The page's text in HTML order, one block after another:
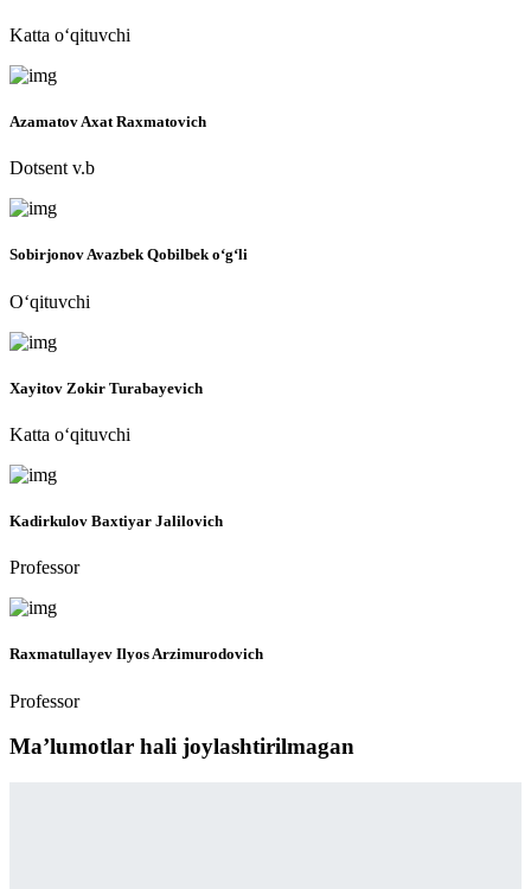
Katta o‘qituvchi
Azamatov Axat Raxmatovich
Dotsent v.b
Sobirjonov Avazbek Qobilbek o‘g‘li
O‘qituvchi
Xayitov Zokir Turabayevich
Katta o‘qituvchi
Kadirkulov Baxtiyar Jalilovich
Professor
Raxmatullayev Ilyos Arzimurodovich
Professor
Maʼlumotlar hali joylashtirilmagan